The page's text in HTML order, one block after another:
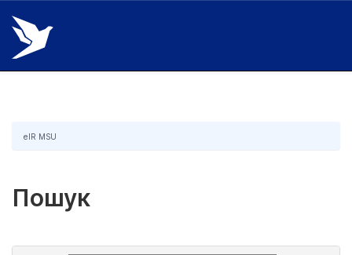
Skip
navigation
eIR MSU
Пошук